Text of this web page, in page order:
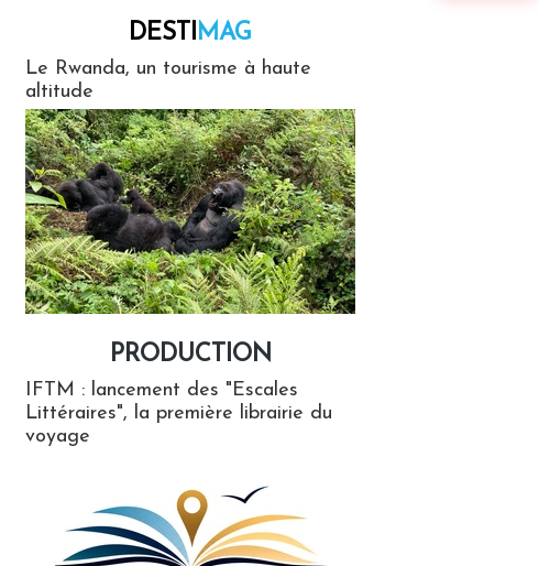
DESTIMAG
Le Rwanda, un tourisme à haute
altitude
PRODUCTION
IFTM : lancement des "Escales
Littéraires", la première librairie du
voyage